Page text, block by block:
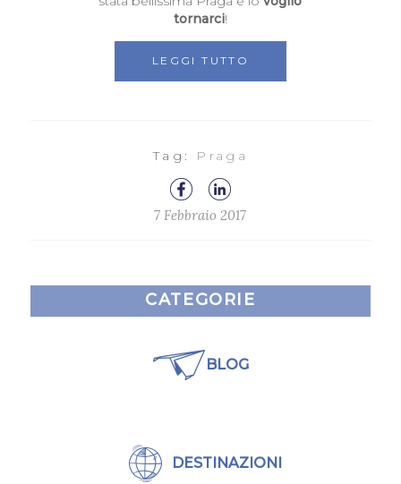
tornarci!
LEGGI TUTTO
Tag: Praga
7 Febbraio 2017
CATEGORIE
BLOG
DESTINAZIONI